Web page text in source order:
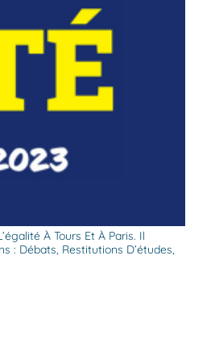
À Tours Et À Paris. Il
: Débats, Restitutions D’études,